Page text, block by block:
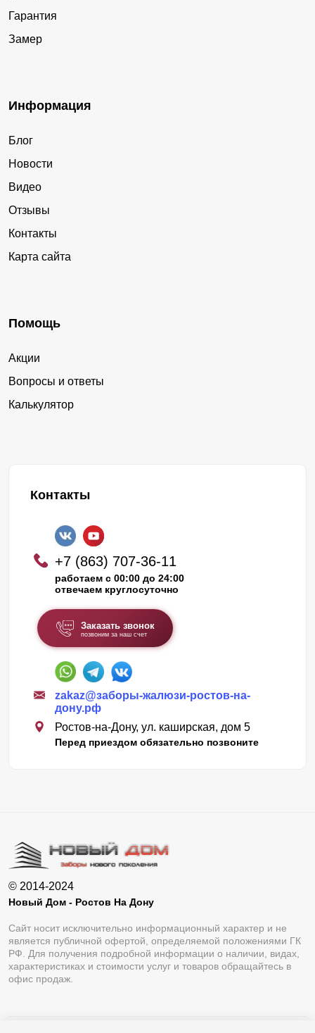
Гарантия
Замер
Информация
Блог
Новости
Видео
Отзывы
Контакты
Карта сайта
Помощь
Акции
Вопросы и ответы
Калькулятор
Контакты
+7 (863) 707-36-11
работаем с 00:00 до 24:00
отвечаем круглосуточно
Заказать звонок
позвоним за наш счет
zakaz@заборы-жалюзи-ростов-на-
дону.рф
Ростов-на-Дону, ул. каширская, дом 5
Перед приездом обязательно позвоните
© 2014-2024
Новый Дом - Ростов На Дону
Сайт носит исключительно информационный характер и не
является публичной офертой, определяемой положениями ГК
РФ. Для получения подробной информации о наличии, видах,
характеристиках и стоимости услуг и товаров обращайтесь в
офис продаж.